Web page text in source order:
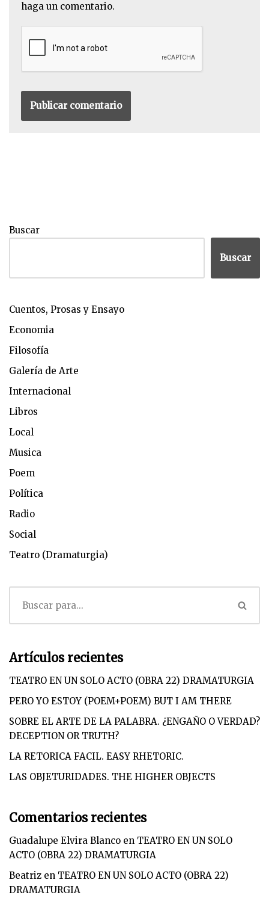
haga un comentario.
Buscar
Buscar
Cuentos, Prosas y Ensayo
Economia
Filosofía
Galería de Arte
Internacional
Libros
Local
Musica
Poem
Política
Radio
Social
Teatro (Dramaturgia)
Artículos recientes
TEATRO EN UN SOLO ACTO (OBRA 22) DRAMATURGIA
PERO YO ESTOY (POEM+POEM) BUT I AM THERE
SOBRE EL ARTE DE LA PALABRA. ¿ENGAÑO O VERDAD?
DECEPTION OR TRUTH?
LA RETORICA FACIL. EASY RHETORIC.
LAS OBJETURIDADES. THE HIGHER OBJECTS
Comentarios recientes
Guadalupe Elvira Blanco en TEATRO EN UN SOLO
ACTO (OBRA 22) DRAMATURGIA
Beatriz en TEATRO EN UN SOLO ACTO (OBRA 22)
DRAMATURGIA